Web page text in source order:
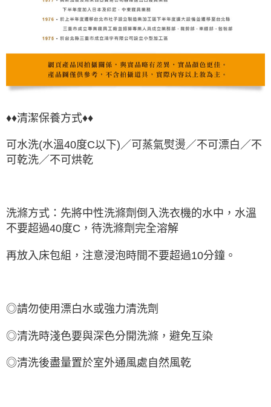
♦♦清潔保養方式♦♦
可水洗(水溫40度C以下)／可蒸氣熨燙／不可漂白／不
可乾洗／不可烘乾
洗滌方式：先將中性洗滌劑倒入洗衣機的水中，水溫
不要超過40度C，待洗滌劑完全溶解
再放入床包組，注意浸泡時間不要超過10分鐘。
◎請勿使用漂白水或強力清洗劑
◎清洗時淺色要與深色分開洗滌，避免互染
◎清洗後盡量置於室外通風處自然風乾